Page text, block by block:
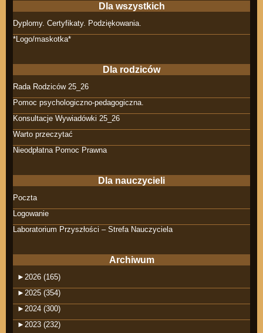
Dla wszystkich
Dyplomy. Certyfikaty. Podziękowania.
*Logo/maskotka*
Dla rodziców
Rada Rodziców 25_26
Pomoc psychologiczno-pedagogiczna.
Konsultacje Wywiadówki 25_26
Warto przeczytać
Nieodpłatna Pomoc Prawna
Dla nauczycieli
Poczta
Logowanie
Laboratorium Przyszłości – Strefa Nauczyciela
Archiwum
► 2026 (165)
► 2025 (354)
► 2024 (300)
► 2023 (232)